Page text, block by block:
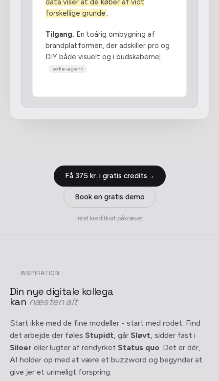
data viser at de køber af vidt
forskellige grunde .
Tilgang. En toårig ombygning af
brandplatformen, der adskiller pro og
DIY både visuelt og i budskaberne
sofie-agent
Få 375 kr. i gratis credits →
Book en gratis demo
Intet kreditkort påkrævet
INSPIRATION
Din nye digitale kollega
kan næsten alt
Start ikke med de fine modeller - start med rodet. Find
det arbejde der føles Stupidt , går Sløvt , sidder fast i
Siloer eller lugter af rendyrket Status quo . Det er dér,
AI holder op med at være et buzzword og begynder at
give jer et urimeligt forspring.